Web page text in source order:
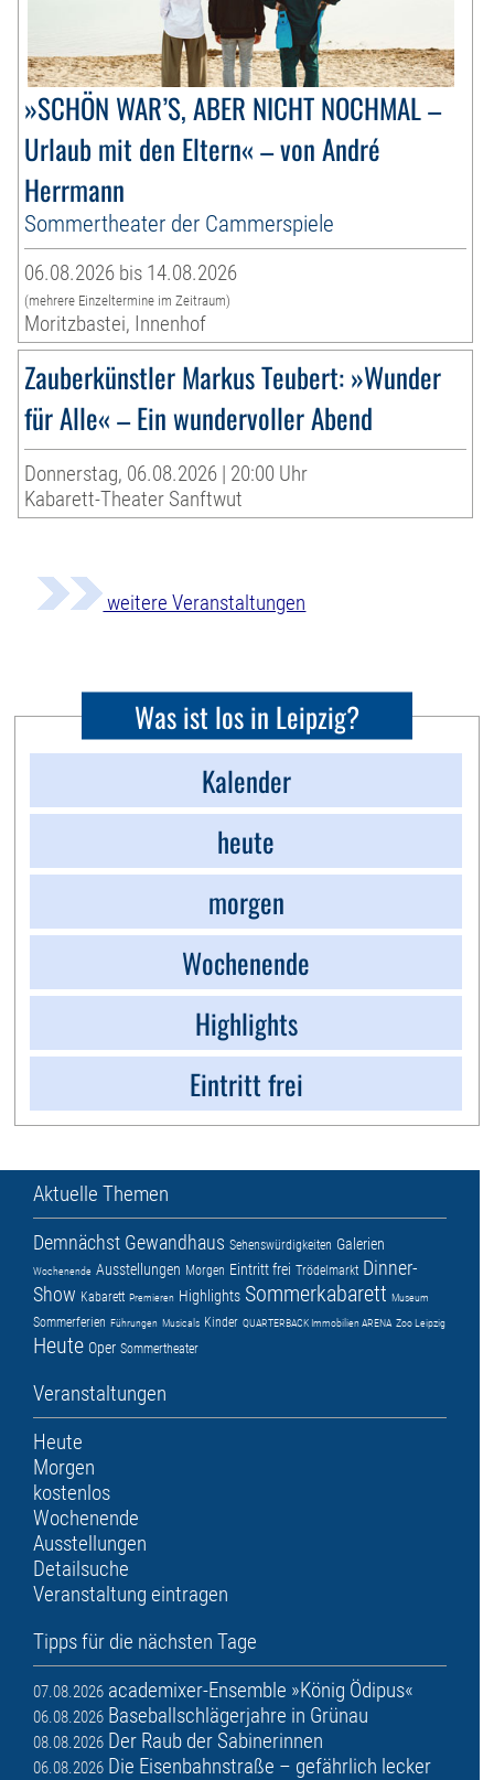
»SCHÖN WAR’S, ABER NICHT NOCHMAL –
Urlaub mit den Eltern« – von André
Herrmann
Sommertheater der Cammerspiele
06.08.2026 bis 14.08.2026
(mehrere Einzeltermine im Zeitraum)
Moritzbastei, Innenhof
Zauberkünstler Markus Teubert: »Wunder
für Alle« – Ein wundervoller Abend
Donnerstag, 06.08.2026 | 20:00 Uhr
Kabarett-Theater Sanftwut
weitere Veranstaltungen
Was ist los in Leipzig?
Kalender
heute
morgen
Wochenende
Highlights
Eintritt frei
Aktuelle Themen
Demnächst Gewandhaus Sehenswürdigkeiten Galerien
Wochenende Ausstellungen Morgen Eintritt frei Trödelmarkt Dinner-
Show Kabarett Premieren Highlights Sommerkabarett Museum
Sommerferien Führungen Musicals Kinder QUARTERBACK Immobilien ARENA Zoo Leipzig
Heute Oper Sommertheater
Veranstaltungen
Heute
Morgen
kostenlos
Wochenende
Ausstellungen
Detailsuche
Veranstaltung eintragen
Tipps für die nächsten Tage
07.08.2026 academixer-Ensemble »König Ödipus«
06.08.2026 Baseballschlägerjahre in Grünau
08.08.2026 Der Raub der Sabinerinnen
06.08.2026 Die Eisenbahnstraße – gefährlich lecker